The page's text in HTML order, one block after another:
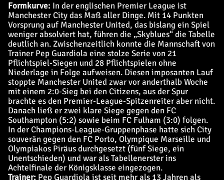
Formkurve: In der englischen Premier League ist
Manchester City das Maß aller Dinge. Mit 14 Punkten
Vorsprung auf Manchester United, das bislang ein Spiel
weniger absolviert hat, führen die „Skyblues“ die Tabelle
deutlich an. Zwischenzeitlich konnte die Mannschaft von
Trainer Pep Guardiola eine stolze Serie von 21
Pflichtspiel-Siegen und 28 Pflichtspielen ohne
Niederlage in Folge aufweisen. Diesen imposanten Lauf
stoppte Manchester United zwar vor anderthalb Woche
mit einem 2:0-Sieg bei den Citizens, aus der Spur
brachte es den Premier-League-Spitzenreiter aber nicht.
Danach ließ er zwei klare Siege gegen den FC
Southampton (5:2) sowie beim FC Fulham (3:0) folgen.
In der Champions-League-Gruppenphase hatte sich City
souverän gegen den FC Porto, Olympique Marseille und
Olympiakos Piräus durchgesetzt (fünf Siege, ein
Unentschieden) und war als Tabellenerster ins
Achtelfinale der Königsklasse eingezogen.
Trainer: Pep Guardiola ist seit mehr als 13 Jahren als